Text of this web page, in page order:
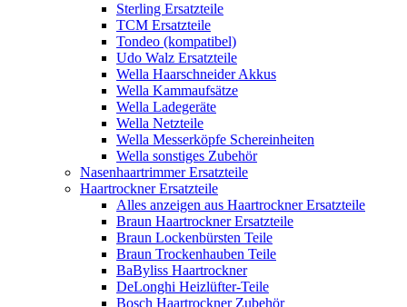
Sterling Ersatzteile
TCM Ersatzteile
Tondeo (kompatibel)
Udo Walz Ersatzteile
Wella Haarschneider Akkus
Wella Kammaufsätze
Wella Ladegeräte
Wella Netzteile
Wella Messerköpfe Schereinheiten
Wella sonstiges Zubehör
Nasenhaartrimmer Ersatzteile
Haartrockner Ersatzteile
Alles anzeigen aus Haartrockner Ersatzteile
Braun Haartrockner Ersatzteile
Braun Lockenbürsten Teile
Braun Trockenhauben Teile
BaByliss Haartrockner
DeLonghi Heizlüfter-Teile
Bosch Haartrockner Zubehör